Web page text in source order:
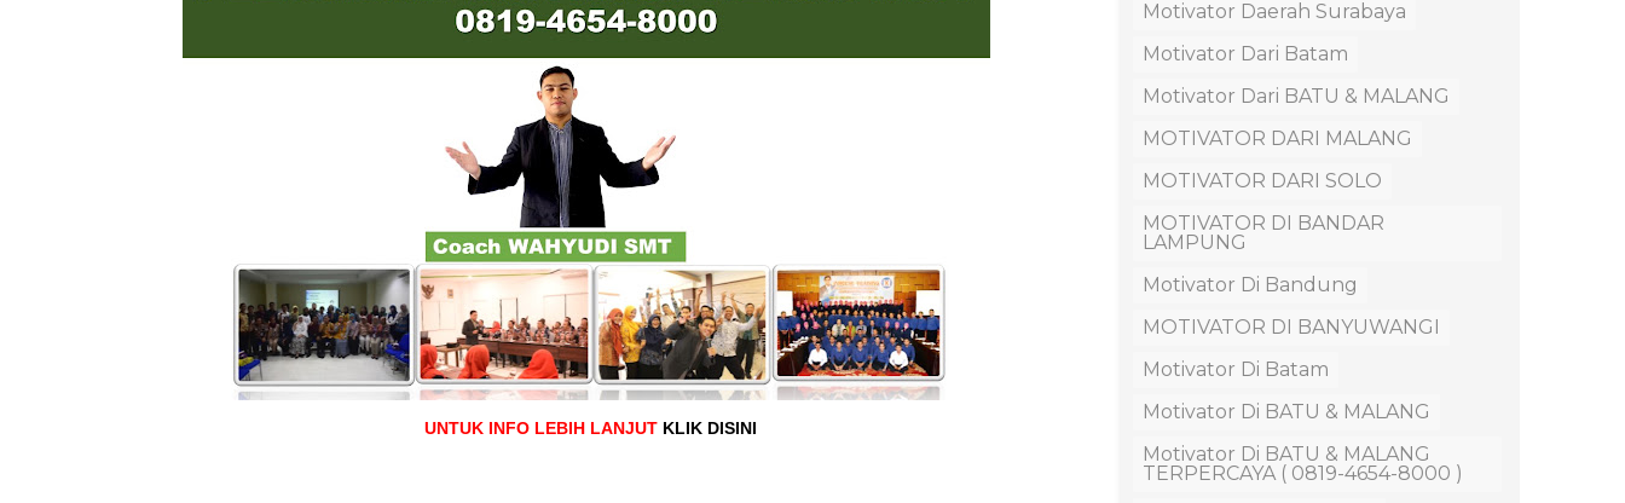
UNTUK INFO LEBIH LANJUT KLIK DISINI
Motivator Daerah Surabaya
Motivator Dari Batam
Motivator Dari BATU & MALANG
MOTIVATOR DARI MALANG
MOTIVATOR DARI SOLO
MOTIVATOR DI BANDAR
LAMPUNG
Motivator Di Bandung
MOTIVATOR DI BANYUWANGI
Motivator Di Batam
Motivator Di BATU & MALANG
Motivator Di BATU & MALANG
TERPERCAYA ( 0819-4654-8000 )